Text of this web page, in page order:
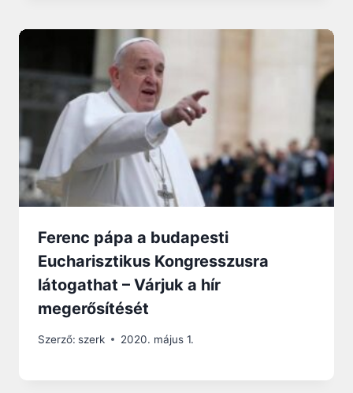
Ferenc pápa a budapesti
Eucharisztikus Kongresszusra
látogathat – Várjuk a hír
megerősítését
Szerző: szerk 2020. május 1.